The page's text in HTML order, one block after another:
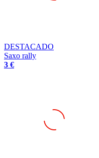
Saxo rally
3 €